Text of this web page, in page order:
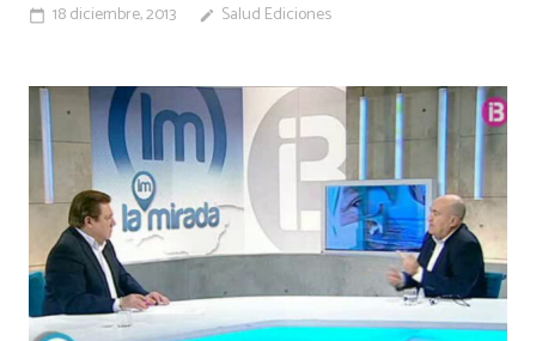
calendar_today 18 diciembre, 2013 edit Salud Ediciones